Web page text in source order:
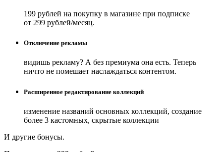
199 рублей на покупку в магазине при подписке
от 299 рублей/месяц.
Отключение рекламы
видишь рекламу? А без премиума она есть. Теперь
ничто не помешает наслаждаться контентом.
Расширенное редактирование коллекций
изменение названий основных коллекций, создание
более 3 кастомных, скрытые коллекции
И другие бонусы.